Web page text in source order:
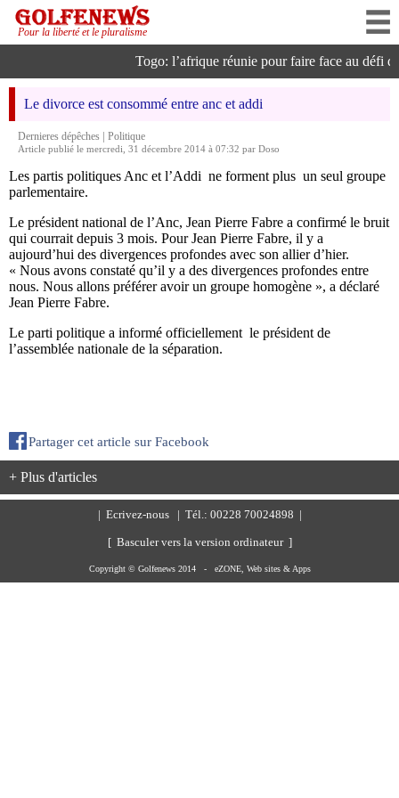
Pour la liberté et le pluralisme
Togo: l’afrique réunie pour faire face au défi
Le divorce est consommé entre anc et addi
Dernieres dépêches
Politique
Article publié le mercredi, 31 décembre 2014 à 07:32 par Doso
Les partis politiques Anc et l’Addi ne forment plus un seul groupe
parlementaire.
Le président national de l’Anc, Jean Pierre Fabre a confirmé le bruit
qui courrait depuis 3 mois. Pour Jean Pierre Fabre, il y a
aujourd’hui des divergences profondes avec son allier d’hier.
« Nous avons constaté qu’il y a des divergences profondes entre
nous. Nous allons préférer avoir un groupe homogène », a déclaré
Jean Pierre Fabre.
Le parti politique a informé officiellement le président de
l’assemblée nationale de la séparation.
Partager cet article sur Facebook
+ Plus d'articles
Ecrivez-nous | Tél.: 00228 70024898 |
[ Basculer vers la version ordinateur ]
Copyright © Golfenews 2014 - eZONE, Web sites & Apps